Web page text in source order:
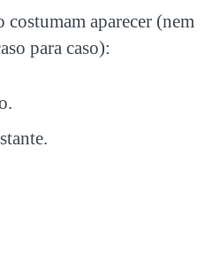
aparecer (nem
para caso):